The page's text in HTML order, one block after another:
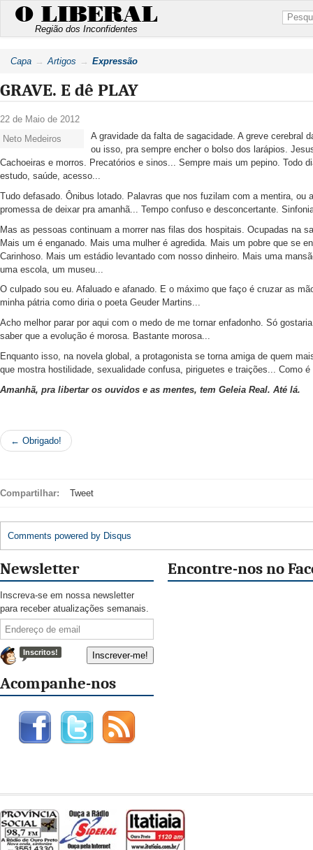
O LIBERAL
Região dos Inconfidentes
Capa Artigos Expressão
GRAVE. E dê PLAY
22 de Maio de 2012
Neto Medeiros
A gravidade da falta de sagacidade. A greve cerebral
ou isso, pra sempre encher o bolso dos larápios.
Cachoeiras e morros. Precatórios e sinos... Sempre mais um pepino. Todo
estudo, saúde, acesso...
Tudo defasado. Ônibus lotado. Palavras que nos fuzilam com a mentira, ou
promessa de deixar pra amanhã... Tempo confuso e desconcertante.
Mas as pessoas continuam a morrer nas filas dos hospitais. Ocupadas na
Mais um é enganado. Mais uma mulher é agredida. Mais um pobre que se
Carinhoso. Mais um estádio levantado com nosso dinheiro. Mais uma
uma escola, um museu...
O culpado sou eu. Afaluado e afanado. E o máximo que faço é cruzar as
minha pátria como diria o poeta Geuder Martins...
Acho melhor parar por aqui com o medo de me tornar enfadonho. Só
saber que a evolução é morosa. Bastante morosa...
Enquanto isso, na novela global, a protagonista se torna amiga de quem
que mostra hostilidade, sexualidade confusa, piriguetes e traições... Como
Amanhã, pra libertar os ouvidos e as mentes, tem Geleia Real. Até lá.
← Obrigado!
Compartilhar: Tweet
Comments powered by Disqus
Newsletter
Inscreva-se em nossa newsletter
para receber atualizações semanais.
Inscritos!
Acompanhe-nos
Encontre-nos no